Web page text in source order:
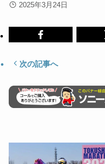
2025年3月24日
次の記事へ